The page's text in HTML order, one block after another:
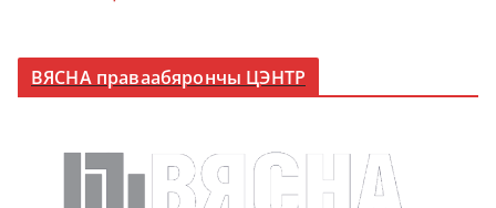
ВЯСНА праваабярончы ЦЭНТР